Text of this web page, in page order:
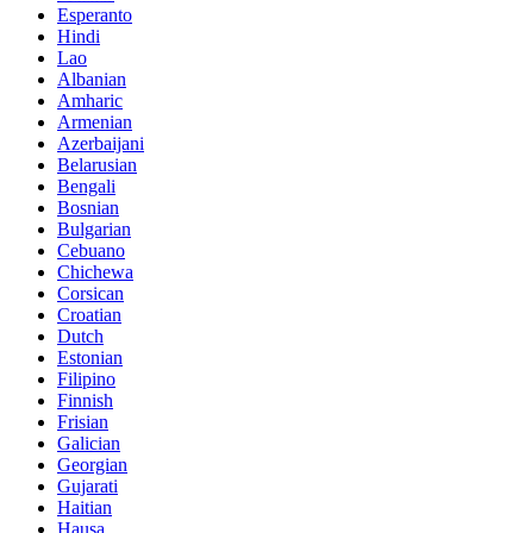
Esperanto
Hindi
Lao
Albanian
Amharic
Armenian
Azerbaijani
Belarusian
Bengali
Bosnian
Bulgarian
Cebuano
Chichewa
Corsican
Croatian
Dutch
Estonian
Filipino
Finnish
Frisian
Galician
Georgian
Gujarati
Haitian